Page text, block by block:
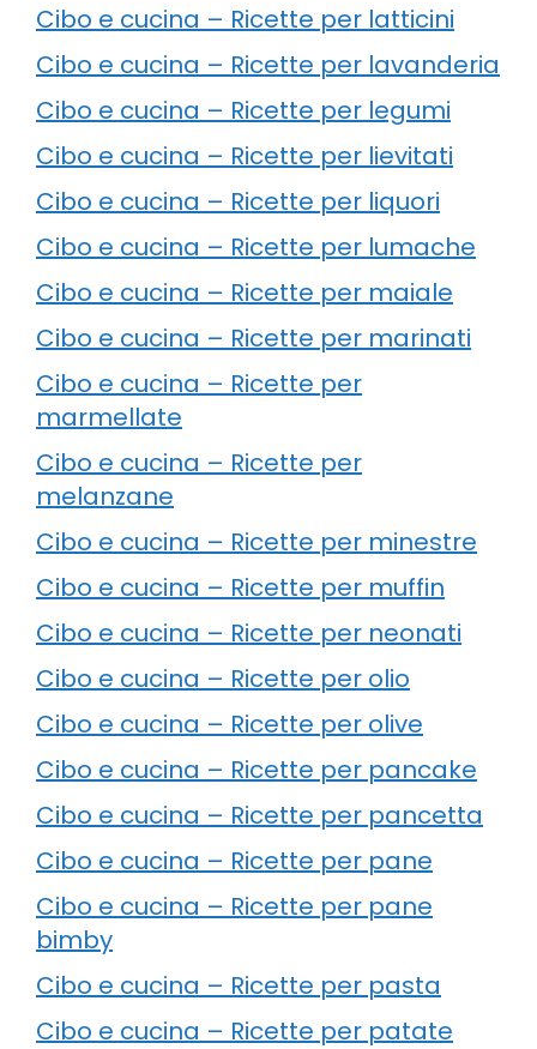
Cibo e cucina – Ricette per latticini
Cibo e cucina – Ricette per lavanderia
Cibo e cucina – Ricette per legumi
Cibo e cucina – Ricette per lievitati
Cibo e cucina – Ricette per liquori
Cibo e cucina – Ricette per lumache
Cibo e cucina – Ricette per maiale
Cibo e cucina – Ricette per marinati
Cibo e cucina – Ricette per
marmellate
Cibo e cucina – Ricette per
melanzane
Cibo e cucina – Ricette per minestre
Cibo e cucina – Ricette per muffin
Cibo e cucina – Ricette per neonati
Cibo e cucina – Ricette per olio
Cibo e cucina – Ricette per olive
Cibo e cucina – Ricette per pancake
Cibo e cucina – Ricette per pancetta
Cibo e cucina – Ricette per pane
Cibo e cucina – Ricette per pane
bimby
Cibo e cucina – Ricette per pasta
Cibo e cucina – Ricette per patate